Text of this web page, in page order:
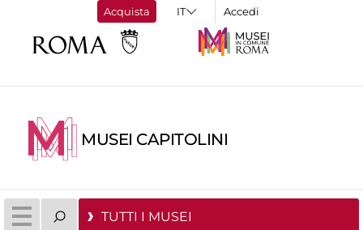
Acquista Accedi
MUSEI CAPITOLINI
TUTTI I MUSEI